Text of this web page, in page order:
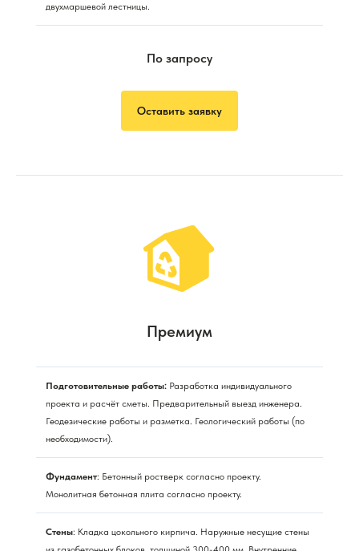
двухмаршевой лестницы.
По запросу
Оставить заявку
Премиум
Подготовительные работы: Разработка индивидуального
проекта и расчёт сметы. Предварительный выезд инженера.
Геодезические работы и разметка. Геологический работы (по
необходимости).
Фундамент: Бетонный ростверк согласно проекту.
Монолитная бетонная плита согласно проекту.
Стены: Кладка цокольного кирпича. Наружные несущие стены